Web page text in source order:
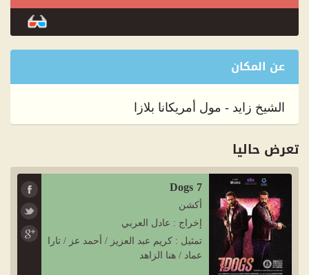
عن المكان
الشيخ زايد - مول أمريكانا بلازا
تعرض حاليا
7 Dogs
أكشن
إخراج : عادل العربي
تمثيل : كريم عبد العزيز / أحمد عز / تارا
عماد / هنا الزاهد